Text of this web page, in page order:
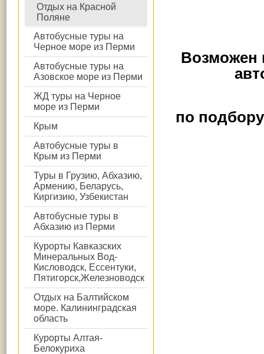
Отдых на Красной
Поляне
Автобусные туры на
Черное море из Перми
Автобусные туры на
Азовское море из Перми
ЖД туры на Черное
море из Перми
Крым
Автобусные туры в
Крым из Перми
Туры в Грузию, Абхазию,
Армению, Беларусь,
Киргизию, Узбекистан
Автобусные туры в
Абхазию из Перми
Курорты Кавказских
Минеральных Вод-
Кисловодск, Ессентуки,
Пятигорск,Железноводск
Отдых на Балтийском
море. Калининградская
область
Курорты Алтая-
Белокуриха
Возможен
по